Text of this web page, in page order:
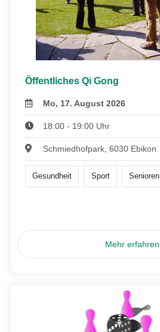
Öffentliches Qi Gong
Mo, 17. August 2026
18:00 - 19:00 Uhr
Schmiedhofpark, 6030 Ebikon
Gesundheit Sport Senioren
Mehr erfahren